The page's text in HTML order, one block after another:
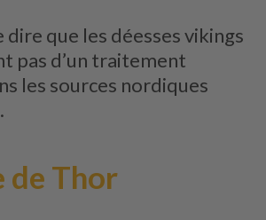
dire que les déesses vikings
pas d’un traitement
les sources nordiques
de Thor